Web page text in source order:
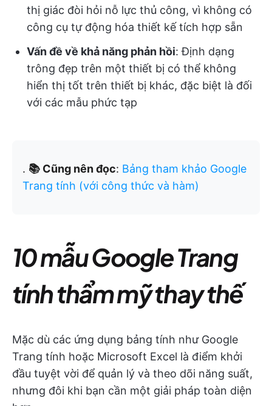
thị giác đòi hỏi nỗ lực thủ công, vì không có
công cụ tự động hóa thiết kế tích hợp sẵn
Vấn đề về khả năng phản hồi: Định dạng
trông đẹp trên một thiết bị có thể không
hiển thị tốt trên thiết bị khác, đặc biệt là đối
với các mẫu phức tạp
. 📚 Cũng nên đọc: Bảng tham khảo Google
Trang tính (với công thức và hàm)
10 mẫu Google Trang
tính thẩm mỹ thay thế
Mặc dù các ứng dụng bảng tính như Google
Trang tính hoặc Microsoft Excel là điểm khởi
đầu tuyệt vời để quản lý và theo dõi năng suất,
nhưng đôi khi bạn cần một giải pháp toàn diện